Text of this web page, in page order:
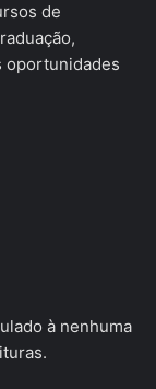
de
oportunidades
à nenhuma